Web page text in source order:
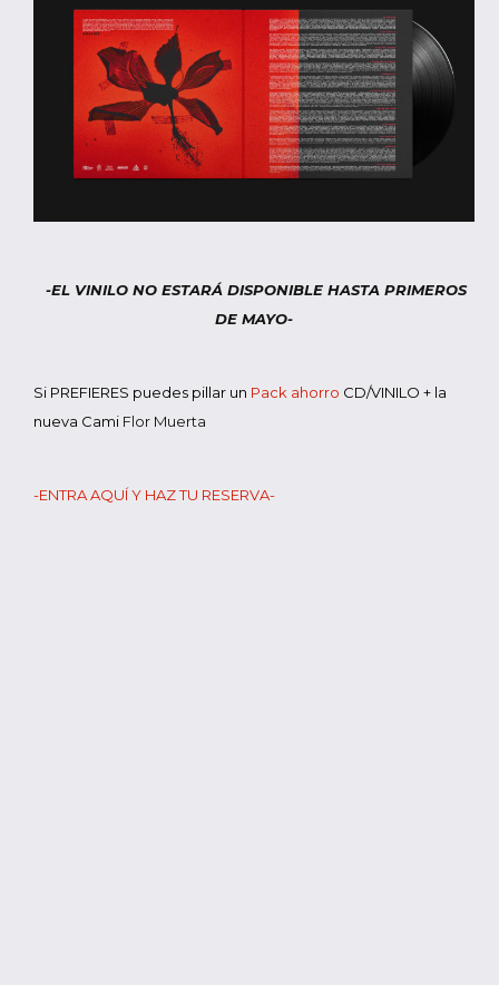
-EL VINILO NO ESTARÁ DISPONIBLE HASTA PRIMEROS
DE MAYO-
Si PREFIERES puedes pillar un Pack ahorro CD/VINILO + la
nueva Cami Flor Muerta
-ENTRA AQUÍ Y HAZ TU RESERVA-